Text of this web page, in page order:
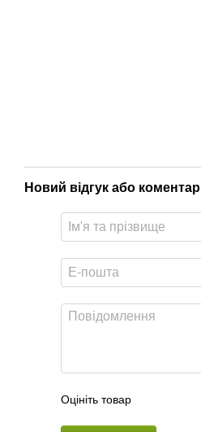
Новий відгук або коментар
Оцініть товар